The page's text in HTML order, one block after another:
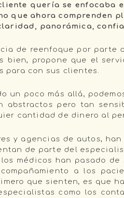
quería se enfocaba
que ahora comprenden
panorámica,
de reenfoque por parte
bien, propone que el
para con sus clientes.
un poco más allá,
abstractos pero tan
cantidad de dinero al
y agencias de autos,
de parte del
los médicos han pasado
a los
que sienten, es que
como los